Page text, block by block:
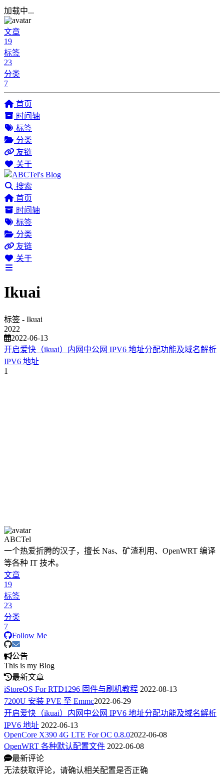
加载中...
文章
19
标签
23
分类
7
首页
时间轴
标签
分类
友链
关于
ABCTel's Blog
搜索
首页
时间轴
标签
分类
友链
关于
Ikuai
标签 - Ikuai
2022
2022-06-13
开启爱快（ikuai）内网中公网 IPV6 地址分配功能及域名解析
IPV6 地址
1
ABCTel
一个热爱折腾的汉子，擅长 Nas、矿渣利用、OpenWRT 编译
等各种 IT 技术。
文章
19
标签
23
分类
7
Follow Me
公告
This is my Blog
最新文章
iStoreOS For RTD1296 固件与刷机教程 2022-08-13
7200U 安装 PVE 至 Emmc2022-06-29
开启爱快（ikuai）内网中公网 IPV6 地址分配功能及域名解析
IPV6 地址 2022-06-13
OpenCore X390 4G LTE For OC 0.8.02022-06-08
OpenWRT 各种默认配置文件 2022-06-08
最新评论
无法获取评论，请确认相关配置是否正确